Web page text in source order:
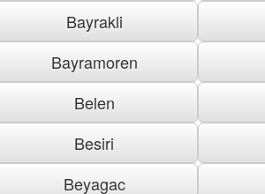
Bayrakli
Bayramoren
Belen
Besiri
Beyagac